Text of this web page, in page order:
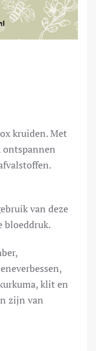
kruiden. Met
ontspannen
van deze
bloeddruk.
klit en
zijn van